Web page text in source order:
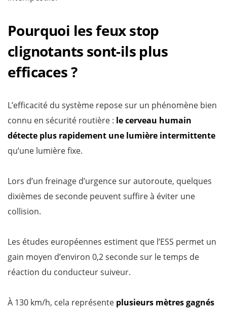
Pourquoi les feux stop
clignotants sont-ils plus
efficaces ?
L’efficacité du système repose sur un phénomène bien
connu en sécurité routière : le cerveau humain
détecte plus rapidement une lumière intermittente
qu’une lumière fixe.
Lors d’un freinage d’urgence sur autoroute, quelques
dixièmes de seconde peuvent suffire à éviter une
collision.
Les études européennes estiment que l’ESS permet un
gain moyen d’environ 0,2 seconde sur le temps de
réaction du conducteur suiveur.
À 130 km/h, cela représente plusieurs mètres gagnés